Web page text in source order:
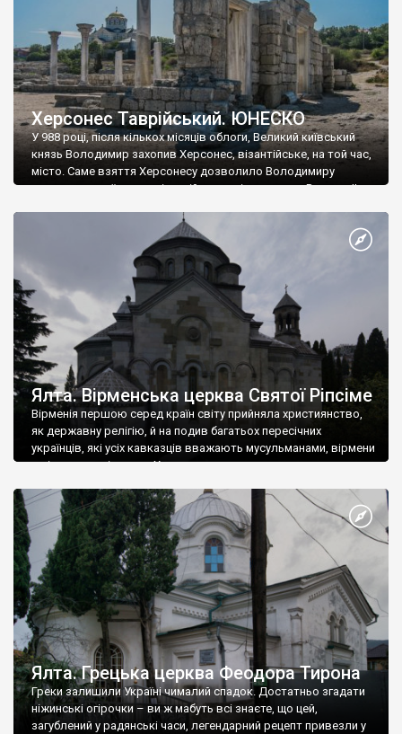
Херсонес Таврійський. ЮНЕСКО
У 988 році, після кількох місяців облоги, Великий київський
князь Володимир захопив Херсонес, візантійське, на той час,
місто. Саме взяття Херсонесу дозволило Володимиру
диктувати свої умови візантійському імператору Василю ІІ, та
Херсонесі Володимир-язичник, став Василем-християнином.
А потім було Хрещення Русі. На честь Херсонесу Таврійського
Ялта. Вірменська церква Святої Ріпсіме
Вірменія першою серед країн світу прийняла християнство,
як державну релігію, й на подив багатьох пересічних
українців, які усіх кавказців вважають мусульманами, вірмени
є відданими вірянами Христа
Ялта. Грецька церква Феодора Тирона
Греки залишили Україні чималий спадок. Достатньо згадати
ніжинські огірочки – ви ж мабуть всі знаєте, що цей,
загублений у радянські часи, легендарний рецепт привезли у